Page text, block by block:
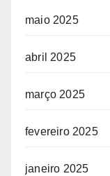
maio 2025
abril 2025
março 2025
fevereiro 2025
janeiro 2025